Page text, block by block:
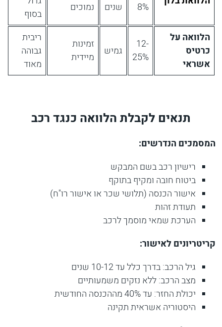
8%
שנים
נמוכים
בסוף
הלוואה על
כרטיס
אשראי
12-
25%
גמיש
זמינות
מיידית
ריבית
גבוהה
מאוד
תנאים לקבלת הלוואה כנגד רכב
המסמכים הנדרשים:
רישיון רכב בשם המבקש
ביטוח חובה ומקיף בתוקף
אישור הכנסה (תלושי שכר או אישור רו"ח)
תעודת זהות
הערכת שמאי מוסמך לרכב
קריטריונים לאישור:
גיל הרכב: בדרך כלל עד 10-12 שנים
מצב הרכב: ללא נזקים משמעותיים
יכולת החזר: עד 40% מההכנסה החודשית
היסטוריה אשראית תקינה